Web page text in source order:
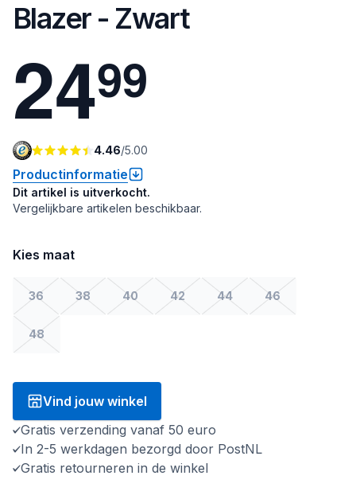
Blazer - Zwart
2499
4.46/5.00
Productinformatie
Dit artikel is uitverkocht.
Vergelijkbare artikelen beschikbaar.
Kies maat
36 38 40 42 44 46
48
Vind jouw winkel
Gratis verzending vanaf 50 euro
In 2-5 werkdagen bezorgd door PostNL
Gratis retourneren in de winkel